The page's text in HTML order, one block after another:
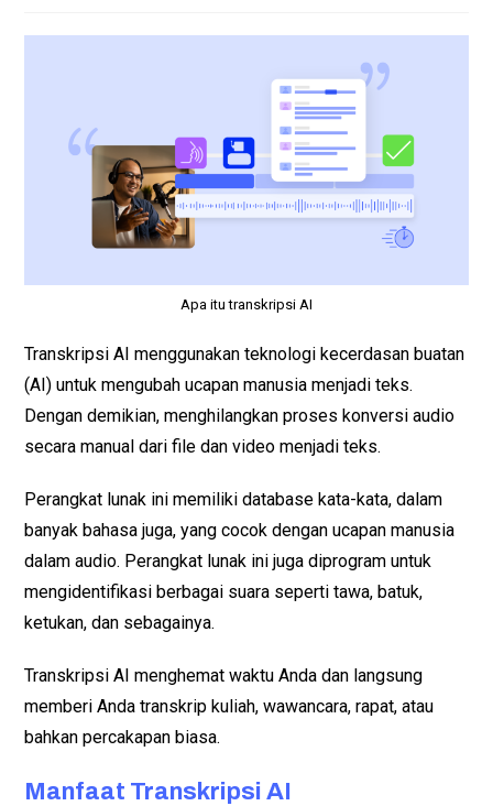
Apa itu transkripsi AI
Transkripsi AI menggunakan teknologi kecerdasan buatan
(AI) untuk mengubah ucapan manusia menjadi teks.
Dengan demikian, menghilangkan proses konversi audio
secara manual dari file dan video menjadi teks.
Perangkat lunak ini memiliki database kata-kata, dalam
banyak bahasa juga, yang cocok dengan ucapan manusia
dalam audio. Perangkat lunak ini juga diprogram untuk
mengidentifikasi berbagai suara seperti tawa, batuk,
ketukan, dan sebagainya.
Transkripsi AI menghemat waktu Anda dan langsung
memberi Anda transkrip kuliah, wawancara, rapat, atau
bahkan percakapan biasa.
Manfaat Transkripsi AI